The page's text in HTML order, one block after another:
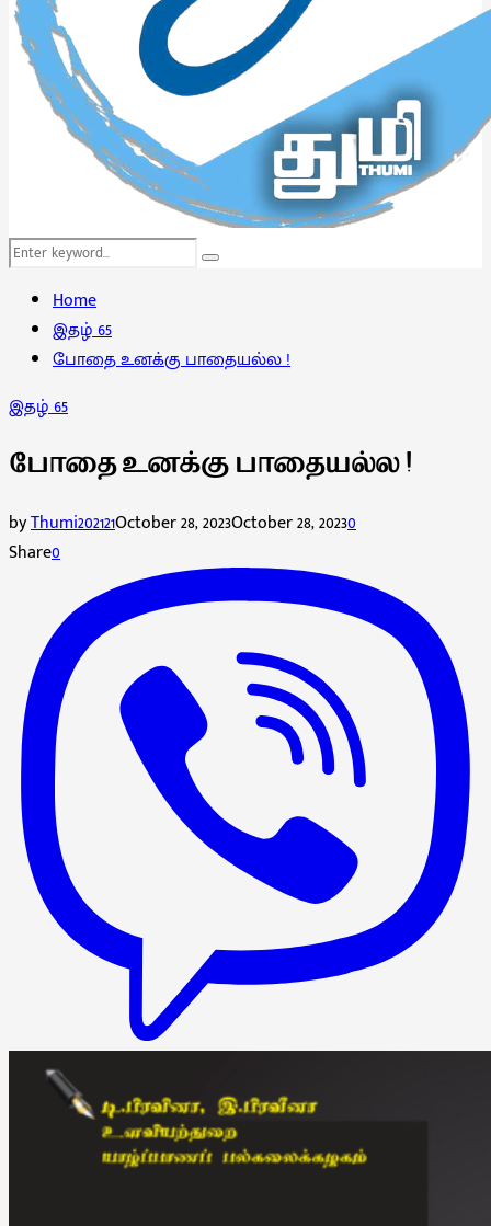
Search
Search
Home
இதழ் 65
போதை உனக்கு பாதையல்ல !
இதழ் 65
போதை உனக்கு பாதையல்ல !
byThumi202121October 28, 2023October 28, 20230
Share0